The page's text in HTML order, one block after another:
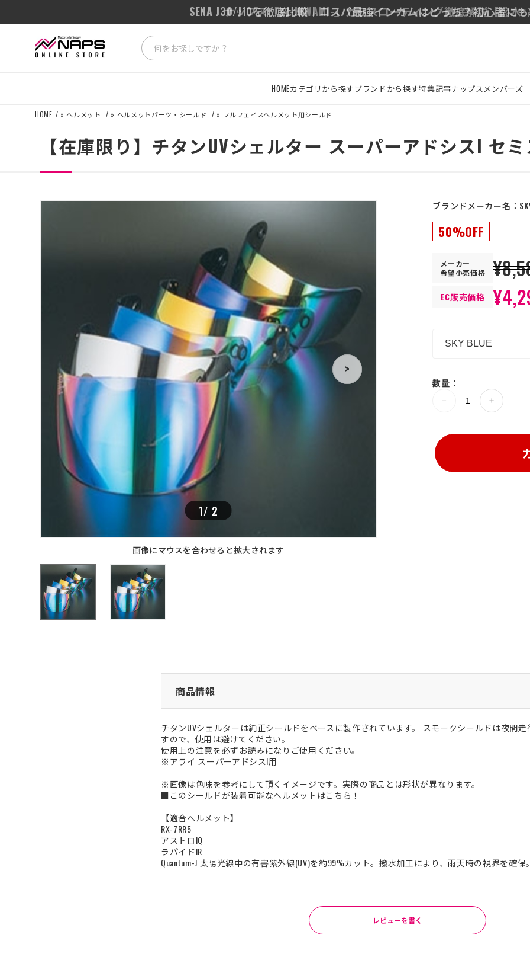
SENA J30/J10を徹底比較｜コスパ最強インカムはどっち？初心者に
HOMEカテゴリから探すブランドから探す特集記事ナップスメンバーズ
HOME » ヘルメット » ヘルメットパーツ・シールド » フルフェイスヘルメット用シールド
【在庫限り】チタンUVシェルター スーパーアドシスI セ
1/ 2
> >
画像にマウスを合わせると拡大されます
ブランドメーカー名：
50%OFF
メーカー
希望小売価格
EC販売価格
数量：
商品情報
チタンUVシェルターは純正シールドをベースに製作されています。 スモークシールドは夜間
すので、使用は避けてください。
使用上の注意を必ずお読みになりご使用ください。
※アライ スーパーアドシスI用
※画像は色味を参考にして頂くイメージです。実際の商品とは形状が異なります。
■このシールドが装着可能なヘルメットはこちら！
【適合ヘルメット】
RX-7RR5
アストロIQ
ラパイドIR
Quantum-J 太陽光線中の有害紫外線(UV)を約99%カット。撥水加工により、雨天時の視界を確保。
レビューを書く